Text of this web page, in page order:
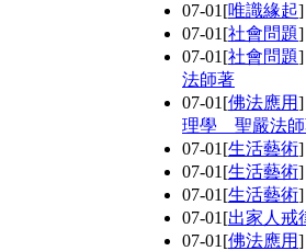
07-01 [唯識緣起
07-01 [社會問題
07-01 [社會問題
法師著
07-01 [佛法應用
理學 聖嚴法
07-01 [生活藝術
07-01 [生活藝術
07-01 [生活藝術
07-01 [出家人戒
07-01 [佛法應用